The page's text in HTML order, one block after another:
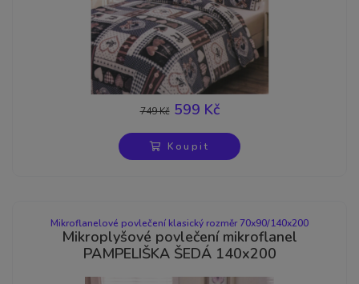
749 Kč599 Kč
Koupit
Mikroflanelové povlečení klasický rozměr 70x90/140x200
Mikroplyšové povlečení mikroflanel
PAMPELIŠKA ŠEDÁ 140x200